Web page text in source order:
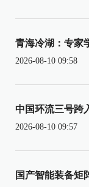
青海冷湖：专家
2026-08-10 09:58
中国环流三号跨
2026-08-10 09:57
国产智能装备矩